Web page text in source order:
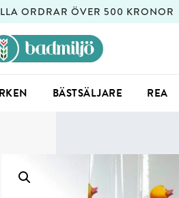
ORDRAR ÖVER 500 KRONOR
BÄSTSÄLJARE REA